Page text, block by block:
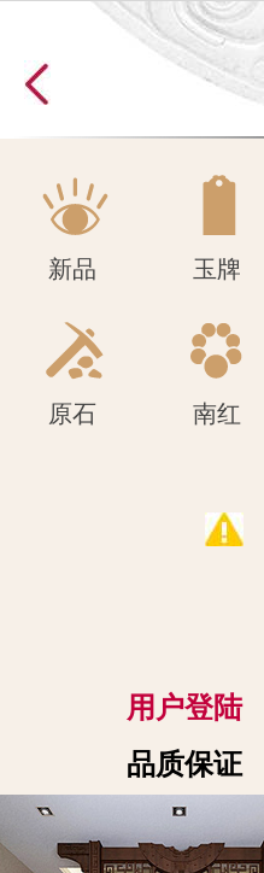
原石 南红
新品 玉牌
原石 南红
用户登陆
品质保证